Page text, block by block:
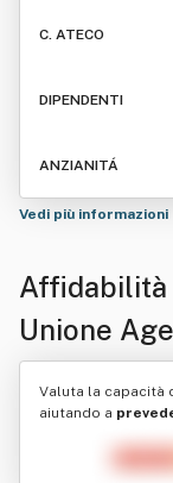
C. ATECO
DIPENDENTI
ANZIANITÁ
Vedi più informazioni
Affidabilità
Unione
Valuta la capacità
aiutando a